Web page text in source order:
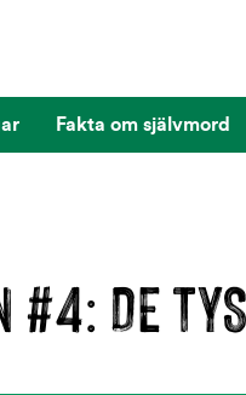
Fakta om självmord
#4: DE